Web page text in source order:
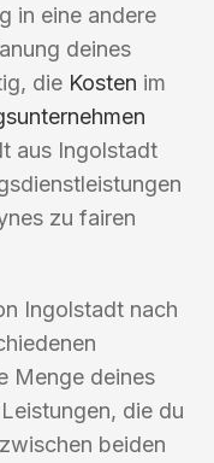
in eine andere
deines
die Kosten im
aus Ingolstadt
zu fairen
Ingolstadt nach
Menge deines
die du
beiden